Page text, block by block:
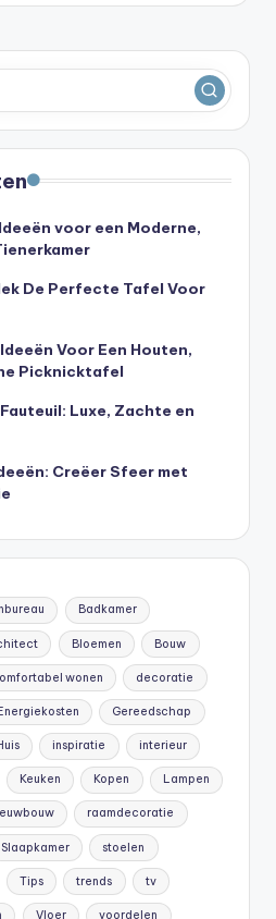
voor een Moderne,
De Perfecte Tafel Voor
Voor Een Houten,
Picknicktafel
Luxe, Zachte en
Creëer Sfeer met
Badkamer
Bloemen Bouw
wonen decoratie
Gereedschap
inspiratie interieur
Keuken Kopen Lampen
raamdecoratie
Slaapkamer stoelen
Tips trends tv
Vloer voordelen